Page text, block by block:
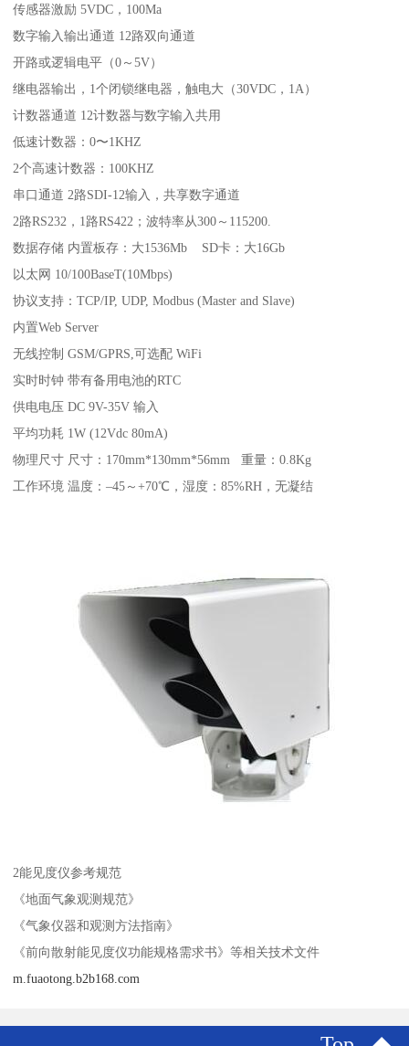
传感器激励 5VDC，100Ma
数字输入输出通道 12路双向通道
开路或逻辑电平（0～5V）
继电器输出，1个闭锁继电器，触电大（30VDC，1A）
计数器通道 12计数器与数字输入共用
低速计数器：0〜1KHZ
2个高速计数器：100KHZ
串口通道 2路SDI-12输入，共享数字通道
2路RS232，1路RS422；波特率从300～115200.
数据存储 内置板存：大1536Mb SD卡：大16Gb
以太网 10/100BaseT(10Mbps)
协议支持：TCP/IP, UDP, Modbus (Master and Slave)
内置Web Server
无线控制 GSM/GPRS,可选配 WiFi
实时时钟 带有备用电池的RTC
供电电压 DC 9V-35V 输入
平均功耗 1W (12Vdc 80mA)
物理尺寸 尺寸：170mm*130mm*56mm 重量：0.8Kg
工作环境 温度：–45～+70℃，湿度：85%RH，无凝结
2能见度仪参考规范
《地面气象观测规范》
《气象仪器和观测方法指南》
《前向散射能见度仪功能规格需求书》等相关技术文件
m.fuaotong.b2b168.com